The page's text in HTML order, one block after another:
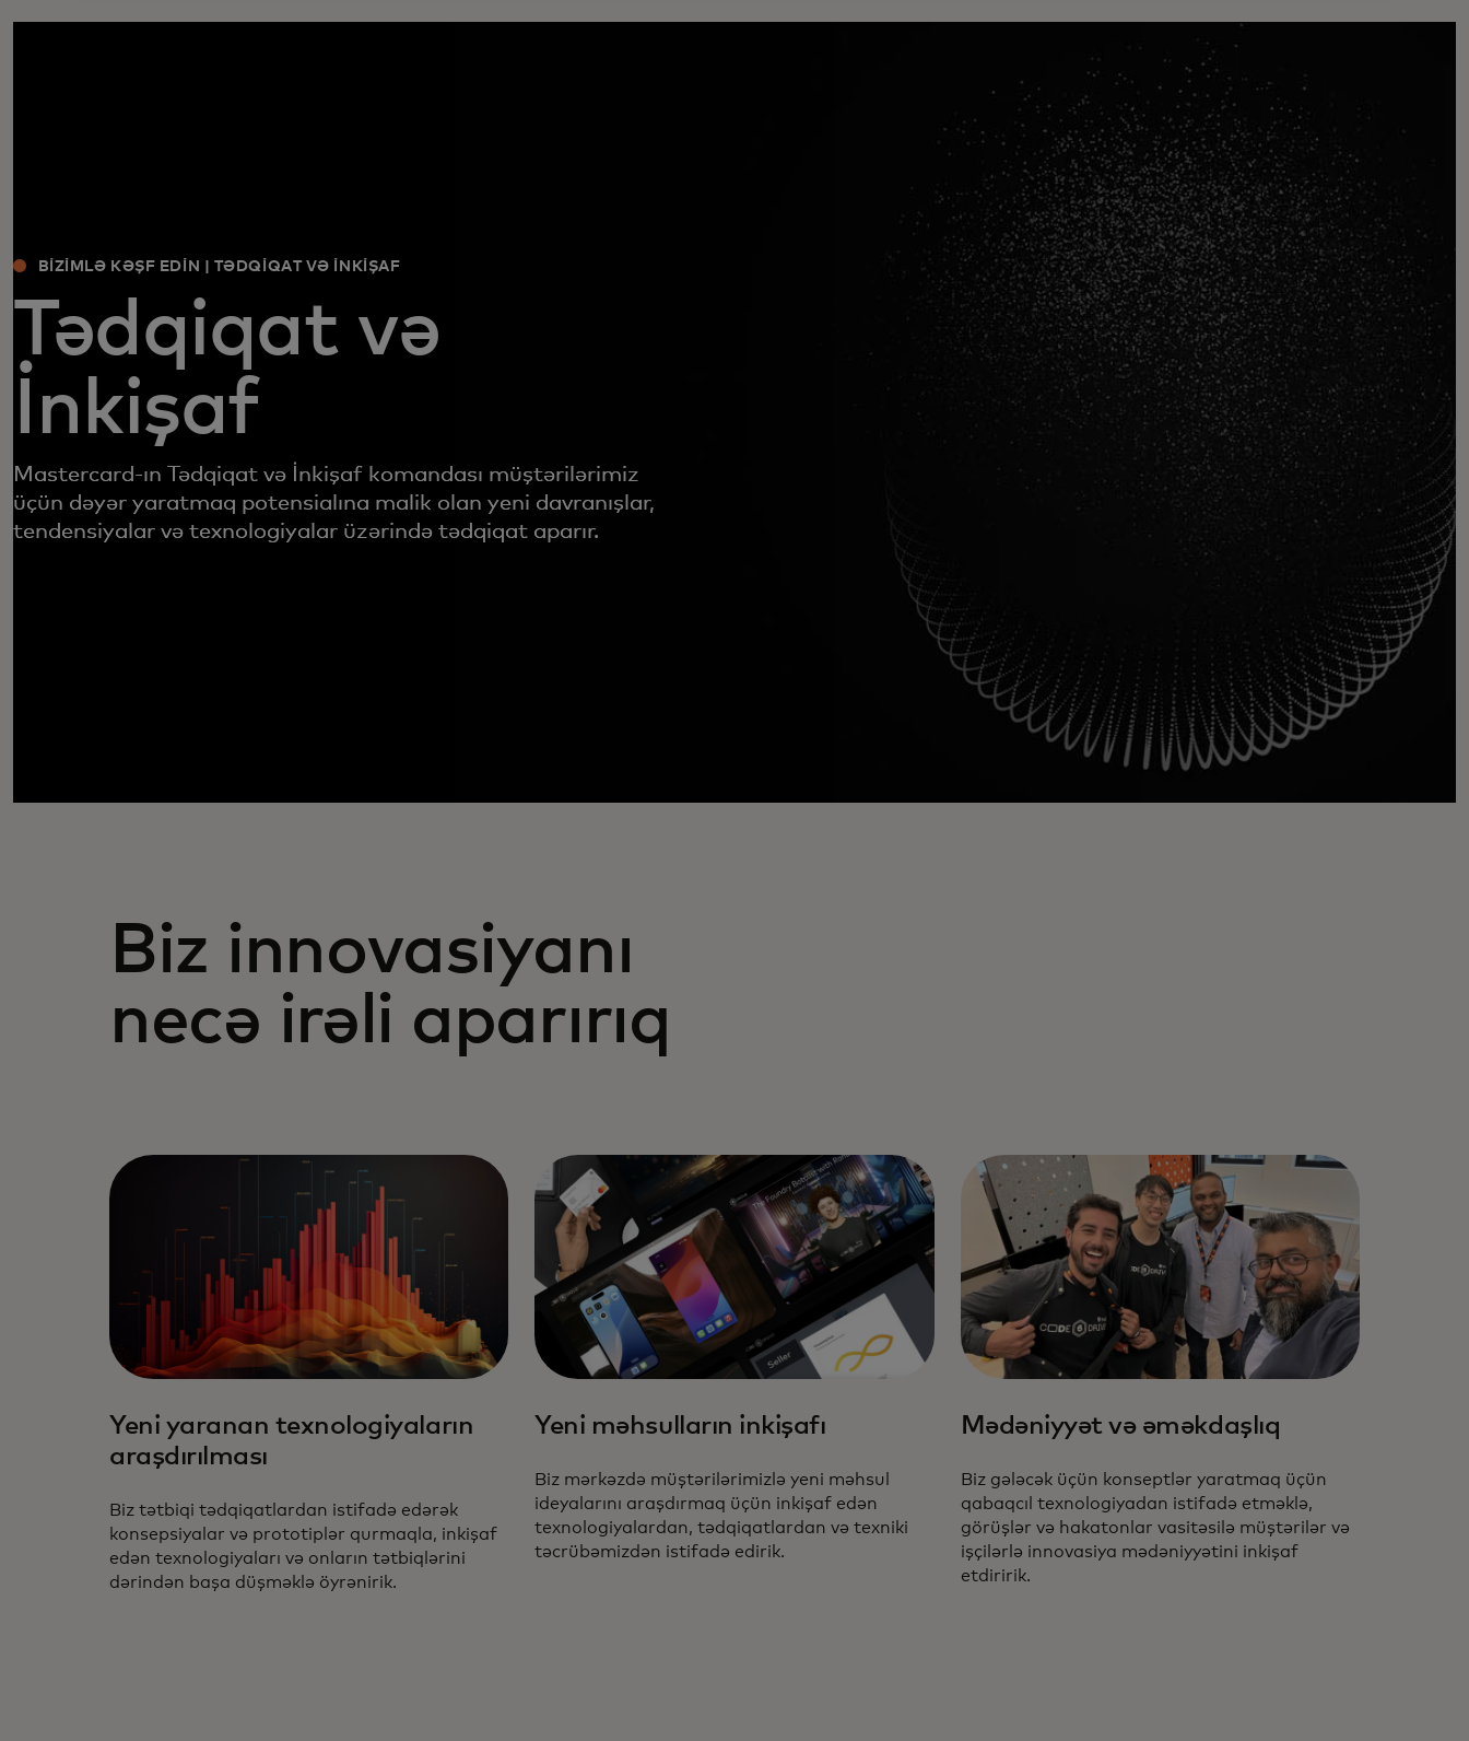
BIZIMLƏ KƏŞF EDIN | TƏDQIQAT VƏ İNKIŞAF
Tədqiqat və
İnkişaf
Mastercard-ın Tədqiqat və İnkişaf komandası müştərilərimiz
üçün dəyər yaratmaq potensialına malik olan yeni davranışlar,
tendensiyalar və texnologiyalar üzərində tədqiqat aparır.
Biz innovasiyanı
necə irəli aparırıq
Yeni yaranan texnologiyaların
araşdırılması
Biz tətbiqi tədqiqatlardan istifadə edərək
konsepsiyalar və prototiplər qurmaqla, inkişaf
edən texnologiyaları və onların tətbiqlərini
dərindən başa düşməklə öyrənirik.
Yeni məhsulların inkişafı
Biz mərkəzdə müştərilərimizlə yeni məhsul
ideyalarını araşdırmaq üçün inkişaf edən
texnologiyalardan, tədqiqatlardan və texniki
təcrübəmizdən istifadə edirik.
Mədəniyyət və əməkdaşlıq
Biz gələcək üçün konseptlər yaratmaq üçün
qabaqcıl texnologiyadan istifadə etməklə,
görüşlər və hakatonlar vasitəsilə müştərilər və
işçilərlə innovasiya mədəniyyətini inkişaf
etdiririk.